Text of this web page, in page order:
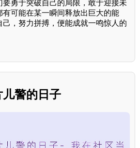
要勇于突破自己的局限，敢于迎接未
有可能在某一瞬间释放出巨大的能
，努力拼搏，便能成就一鸣惊人的
警的日子